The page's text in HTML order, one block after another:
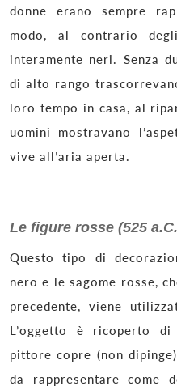
donne erano sempre
modo, al contrario
interamente neri. Senza
di alto rango
loro tempo in casa, al
uomini mostravano
vive all’aria aperta.
Le figure rosse (525
Questo tipo di
nero e le sagome rosse,
precedente, viene
L’oggetto è ricoperto
pittore copre (non
da rappresentare come